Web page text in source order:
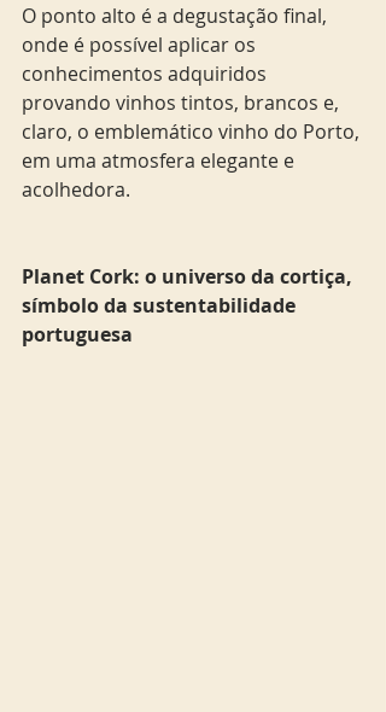
O ponto alto é a degustação final,
onde é possível aplicar os
conhecimentos adquiridos
provando vinhos tintos, brancos e,
claro, o emblemático vinho do Porto,
em uma atmosfera elegante e
acolhedora.
Planet Cork: o universo da cortiça,
símbolo da sustentabilidade
portuguesa